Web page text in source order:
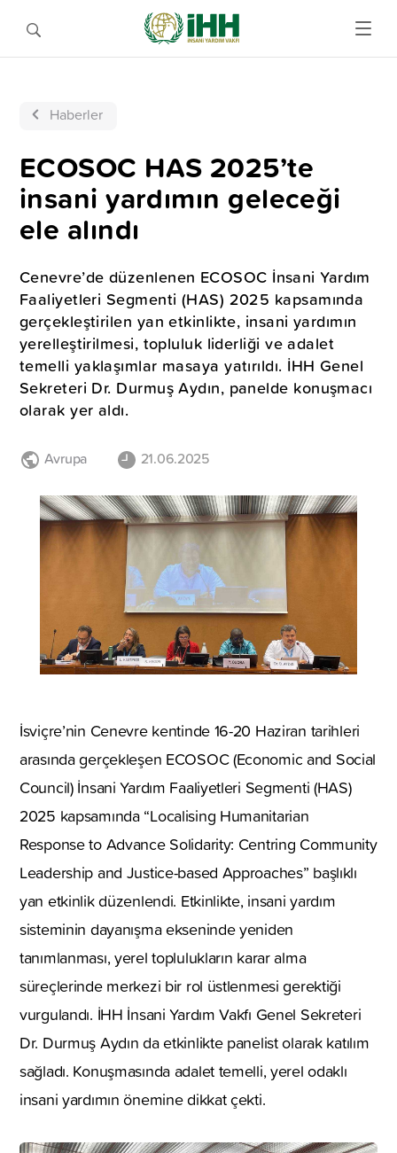
Haberler
ECOSOC HAS 2025’te
insani yardımın geleceği
ele alındı
Cenevre’de düzenlenen ECOSOC İnsani Yardım
Faaliyetleri Segmenti (HAS) 2025 kapsamında
gerçekleştirilen yan etkinlikte, insani yardımın
yerelleştirilmesi, topluluk liderliği ve adalet
temelli yaklaşımlar masaya yatırıldı. İHH Genel
Sekreteri Dr. Durmuş Aydın, panelde konuşmacı
olarak yer aldı.
Avrupa 21.06.2025
İsviçre’nin Cenevre kentinde 16-20 Haziran tarihleri
arasında gerçekleşen ECOSOC (Economic and Social
Council) İnsani Yardım Faaliyetleri Segmenti (HAS)
2025 kapsamında “Localising Humanitarian
Response to Advance Solidarity: Centring Community
Leadership and Justice-based Approaches” başlıklı
yan etkinlik düzenlendi. Etkinlikte, insani yardım
sisteminin dayanışma ekseninde yeniden
tanımlanması, yerel toplulukların karar alma
süreçlerinde merkezi bir rol üstlenmesi gerektiği
vurgulandı. İHH İnsani Yardım Vakfı Genel Sekreteri
Dr. Durmuş Aydın da etkinlikte panelist olarak katılım
sağladı. Konuşmasında adalet temelli, yerel odaklı
insani yardımın önemine dikkat çekti.